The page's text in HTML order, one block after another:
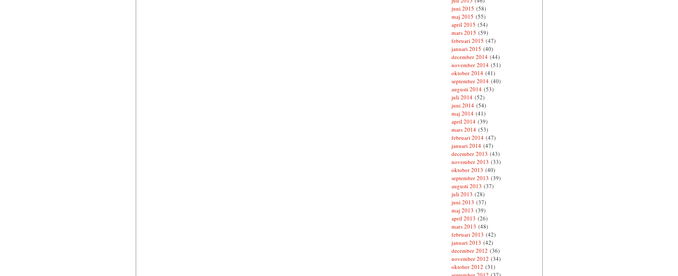
juni 2015 (58)
maj 2015 (55)
april 2015 (54)
mars 2015 (59)
februari 2015 (47)
januari 2015 (40)
december 2014(44)
november 2014(51)
oktober 2014(41)
september 2014(40)
augusti 2014(53)
juli 2014(52)
juni 2014(54)
maj 2014(41)
april 2014(39)
mars 2014(53)
februari 2014(47)
januari 2014(47)
december 2013 (43)
november 2013 (33)
oktober 2013 (40)
september 2013 (39)
augusti 2013 (37)
juli 2013 (28)
juni 2013 (37)
maj 2013 (39)
april 2013 (26)
mars 2013 (48)
februari 2013 (42)
januari 2013 (42)
december 2012 (36)
november 2012 (34)
oktober 2012 (31)